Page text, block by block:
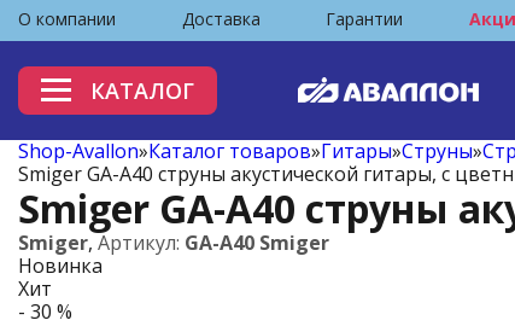
О компании Доставка Гарантии
КАТАЛОГ
Shop-Avallon»Каталог товаров»Гитары»Струны»
Smiger GA-A40 струны акустической гитары, с
Smiger GA-A40 струны
Smiger, Артикул: GA-A40 Smiger
Новинка
Хит
- 30 %